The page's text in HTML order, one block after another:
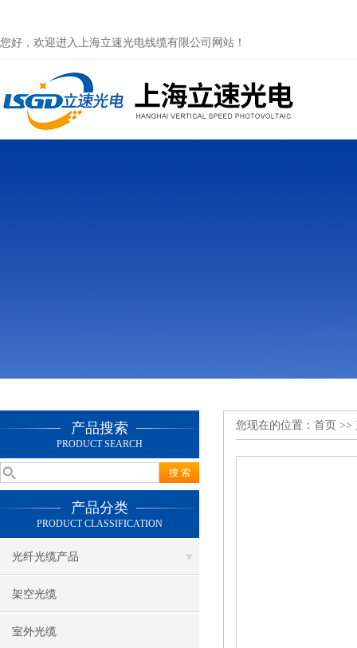
您好，欢迎进入上海立速光电线缆有限公司网站！
产品搜索
PRODUCT SEARCH
产品分类
PRODUCT CLASSIFICATION
光纤光缆产品
架空光缆
室外光缆
您现在的位置： 首页 >>